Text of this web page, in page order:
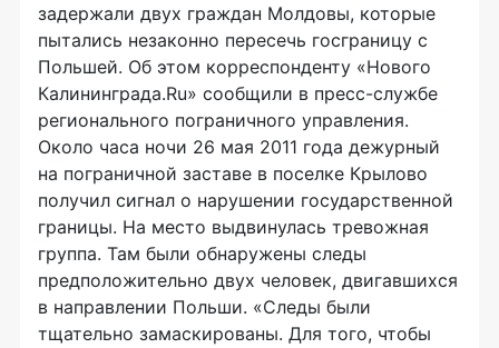
задержали двух граждан Молдовы, которые
пытались незаконно пересечь госграницу с
Польшей. Об этом корреспонденту «Нового
Калининграда.Ru» сообщили в пресс-службе
регионального пограничного управления.
Около часа ночи 26 мая 2011 года дежурный
на пограничной заставе в поселке Крылово
получил сигнал о нарушении государственной
границы. На место выдвинулась тревожная
группа. Там были обнаружены следы
предположительно двух человек, двигавшихся
в направлении Польши. «Следы были
тщательно замаскированы. Для того, чтобы